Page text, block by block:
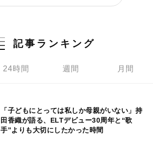
記事ランキング
24時間 週間 月間
「子どもにとっては私しか母親がいない」持
田香織が語る、ELTデビュー30周年と“歌
手”よりも大切にしたかった時間